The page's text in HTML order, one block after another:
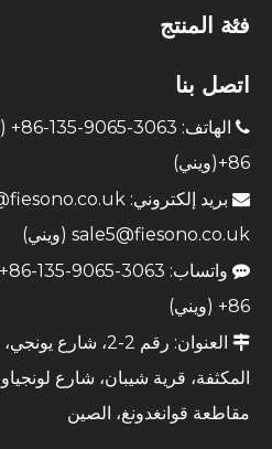
فئة المنتج
اتصل بنا

86+(ويني)
 بريد إلكتروني:
sale5@fiesono.co.uk (ويني)

86+ (ويني)

العنوان: رقم 2-2،
المكثفة، قرية شيبان، شارع
مقاطعة قوانغدونغ، الصين